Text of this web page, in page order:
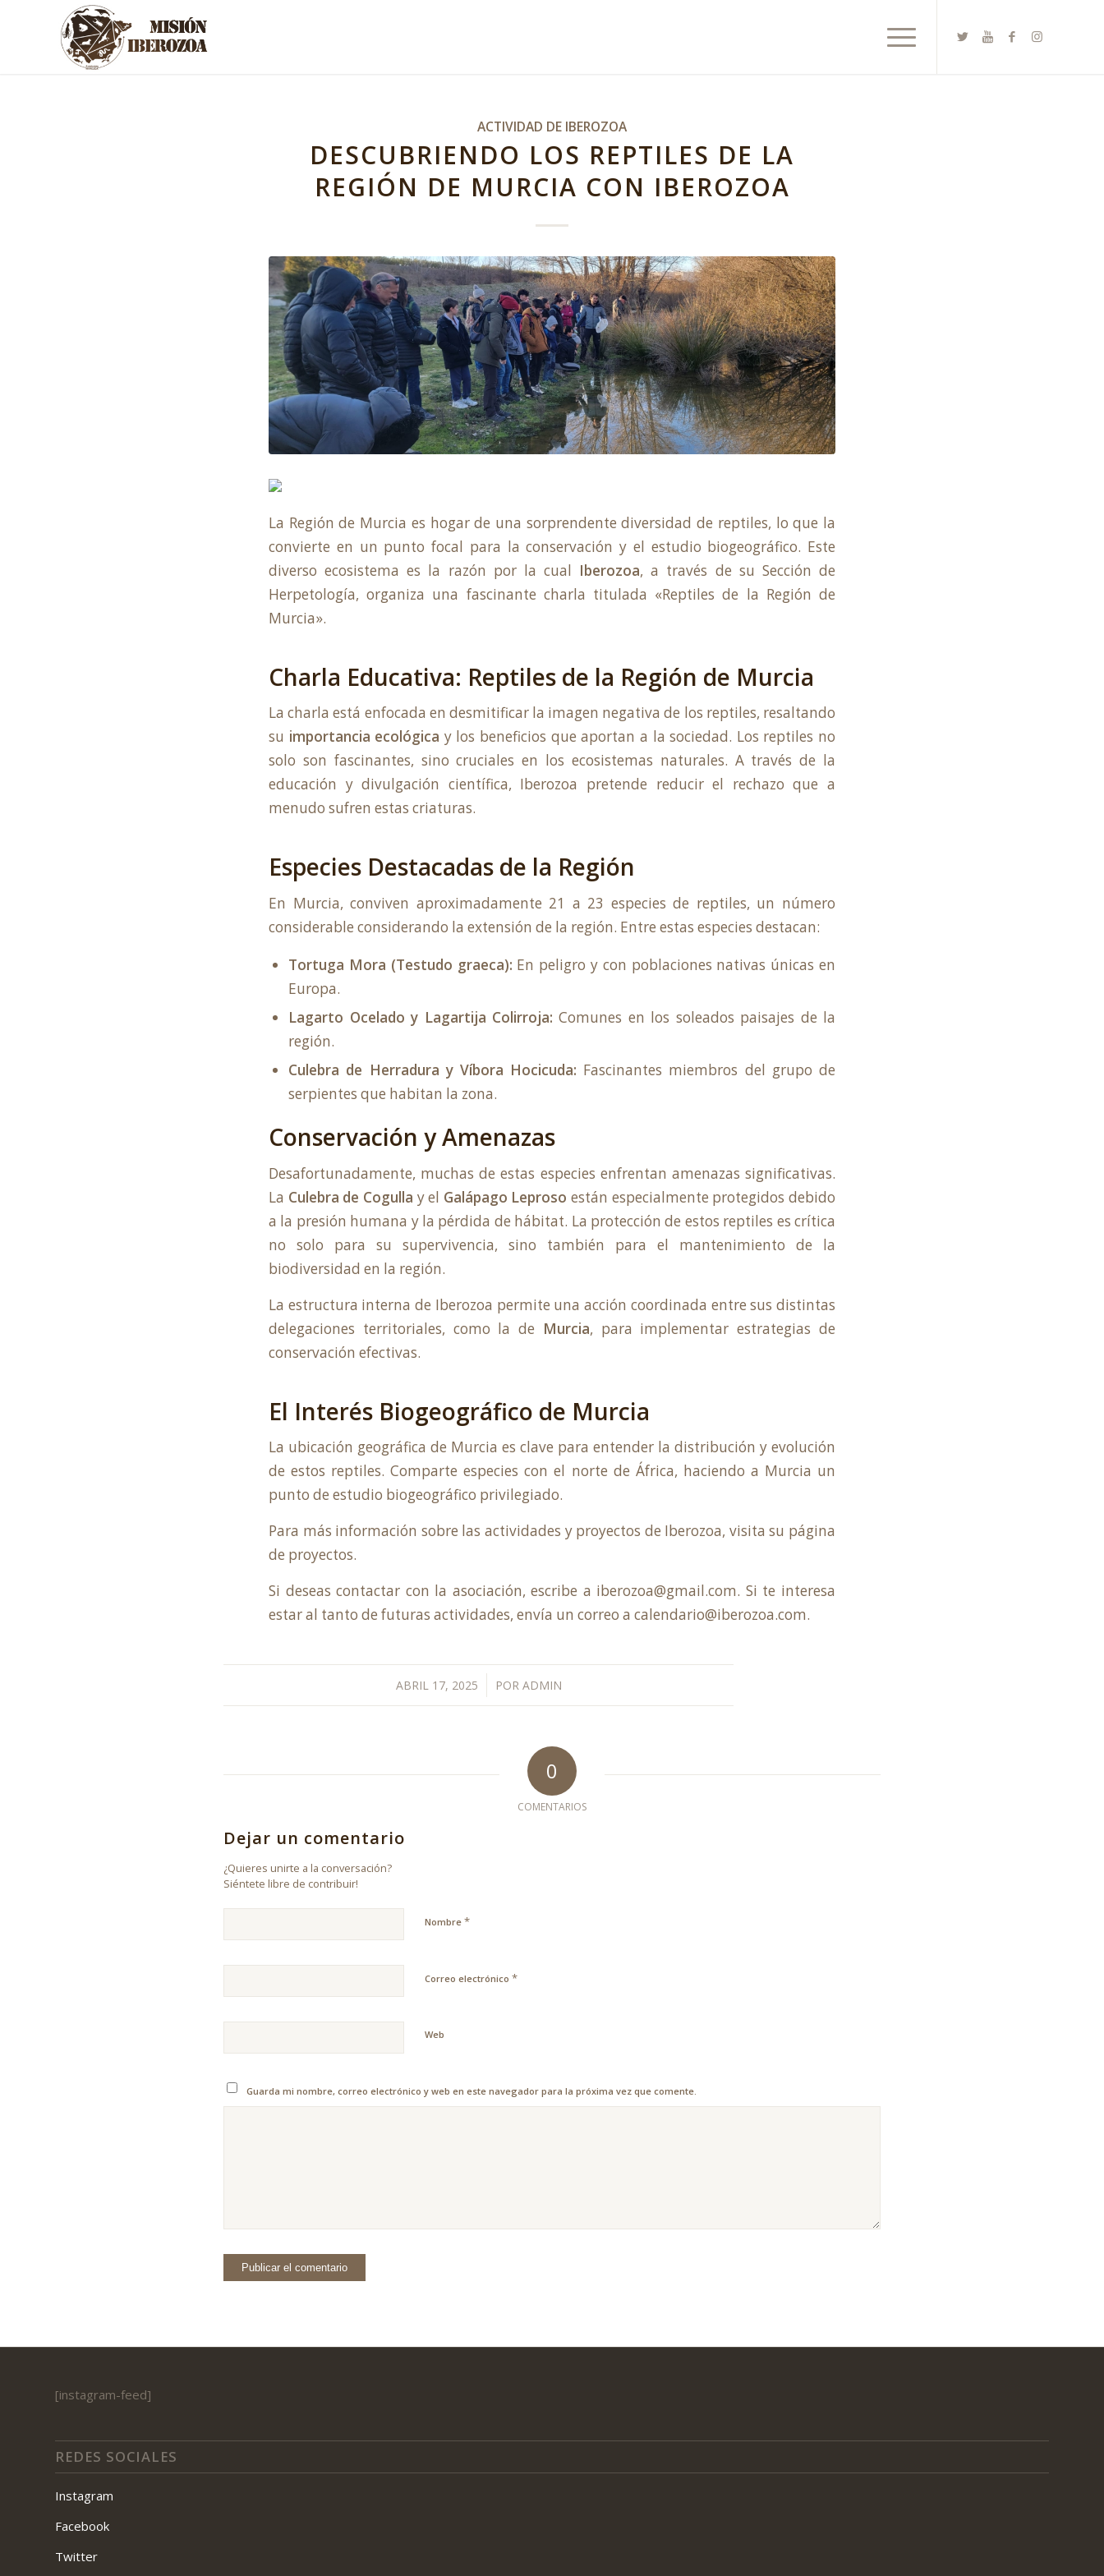
ACTIVIDAD DE IBEROZOA
DESCUBRIENDO LOS REPTILES DE LA
REGIÓN DE MURCIA CON IBEROZOA
La Región de Murcia es hogar de una sorprendente diversidad de reptiles, lo que la
convierte en un punto focal para la conservación y el estudio biogeográfico. Este
diverso ecosistema es la razón por la cual Iberozoa, a través de su Sección de
Herpetología, organiza una fascinante charla titulada «Reptiles de la Región de
Murcia».
Charla Educativa: Reptiles de la Región de Murcia
La charla está enfocada en desmitificar la imagen negativa de los reptiles, resaltando
su importancia ecológica y los beneficios que aportan a la sociedad. Los reptiles no
solo son fascinantes, sino cruciales en los ecosistemas naturales. A través de la
educación y divulgación científica, Iberozoa pretende reducir el rechazo que a
menudo sufren estas criaturas.
Especies Destacadas de la Región
En Murcia, conviven aproximadamente 21 a 23 especies de reptiles, un número
considerable considerando la extensión de la región. Entre estas especies destacan:
Tortuga Mora (Testudo graeca): En peligro y con poblaciones nativas únicas en
Europa.
Lagarto Ocelado y Lagartija Colirroja: Comunes en los soleados paisajes de la
región.
Culebra de Herradura y Víbora Hocicuda: Fascinantes miembros del grupo de
serpientes que habitan la zona.
Conservación y Amenazas
Desafortunadamente, muchas de estas especies enfrentan amenazas significativas.
La Culebra de Cogulla y el Galápago Leproso están especialmente protegidos debido
a la presión humana y la pérdida de hábitat. La protección de estos reptiles es crítica
no solo para su supervivencia, sino también para el mantenimiento de la
biodiversidad en la región.
La estructura interna de Iberozoa permite una acción coordinada entre sus distintas
delegaciones territoriales, como la de Murcia, para implementar estrategias de
conservación efectivas.
El Interés Biogeográfico de Murcia
La ubicación geográfica de Murcia es clave para entender la distribución y evolución
de estos reptiles. Comparte especies con el norte de África, haciendo a Murcia un
punto de estudio biogeográfico privilegiado.
Para más información sobre las actividades y proyectos de Iberozoa, visita su página
de proyectos.
Si deseas contactar con la asociación, escribe a iberozoa@gmail.com. Si te interesa
estar al tanto de futuras actividades, envía un correo a calendario@iberozoa.com.
ABRIL 17, 2025
/ POR ADMIN
0
COMENTARIOS
Dejar un comentario
¿Quieres unirte a la conversación?
Siéntete libre de contribuir!
Nombre *
Correo electrónico *
Web
Guarda mi nombre, correo electrónico y web en este navegador para la próxima vez que comente.
[instagram-feed]
REDES SOCIALES
Instagram
Facebook
Twitter